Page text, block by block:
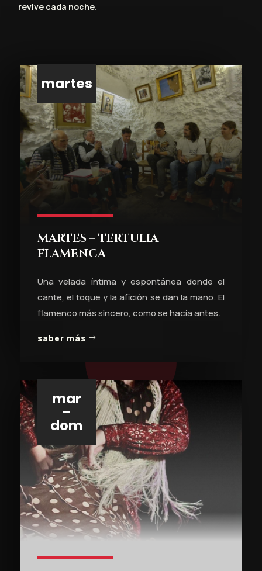
revive cada noche
martes
MARTES – TERTULIA
FLAMENCA
Una velada íntima y espontánea donde el
cante, el toque y la afición se dan la mano. El
flamenco más sincero, como se hacía antes.
saber más
mar
–
dom